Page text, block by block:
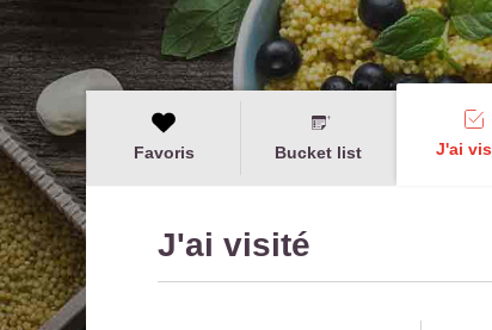
Favoris Bucket list J'ai
J'ai visité